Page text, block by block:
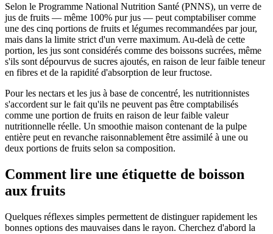
Selon le Programme National Nutrition Santé (PNNS), un verre de
jus de fruits — même 100% pur jus — peut comptabiliser comme
une des cinq portions de fruits et légumes recommandées par jour,
mais dans la limite strict d'un verre maximum. Au-delà de cette
portion, les jus sont considérés comme des boissons sucrées, même
s'ils sont dépourvus de sucres ajoutés, en raison de leur faible teneur
en fibres et de la rapidité d'absorption de leur fructose.
Pour les nectars et les jus à base de concentré, les nutritionnistes
s'accordent sur le fait qu'ils ne peuvent pas être comptabilisés
comme une portion de fruits en raison de leur faible valeur
nutritionnelle réelle. Un smoothie maison contenant de la pulpe
entière peut en revanche raisonnablement être assimilé à une ou
deux portions de fruits selon sa composition.
Comment lire une étiquette de boisson
aux fruits
Quelques réflexes simples permettent de distinguer rapidement les
bonnes options des mauvaises dans le rayon. Cherchez d'abord la